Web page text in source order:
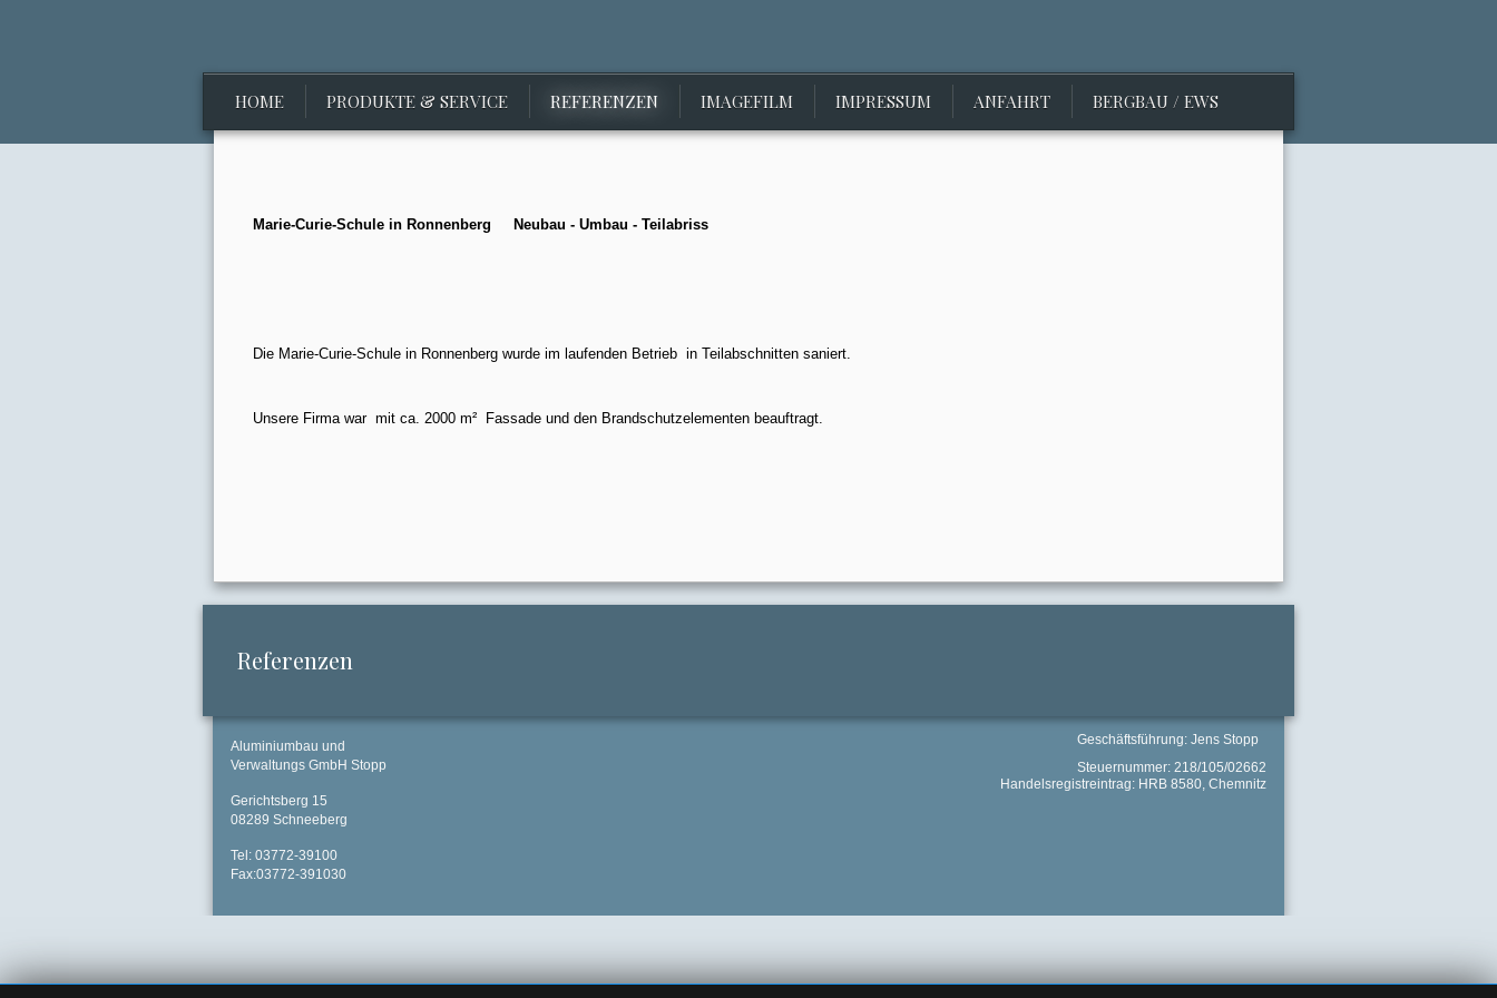
HOME PRODUKTE & SERVICE REFERENZEN IMAGEFILM IMPRESSUM ANFAHRT BERGBAU / EWS
Marie-Curie-Schule in Ronnenberg Neubau - Umbau - Teilabriss
Die Marie-Curie-Schule in Ronnenberg wurde im laufenden Betrieb in Teilabschnitten saniert.
Unsere Firma war mit ca. 2000 m² Fassade und den Brandschutzelementen beauftragt.
Referenzen
Aluminiumbau und
Verwaltungs GmbH Stopp
Gerichtsberg 15
08289 Schneeberg
Tel: 03772-39100
Fax:03772-391030
Geschäftsführung: Jens Stopp
Steuernummer: 218/105/02662
Handelsregistreintrag: HRB 8580, Chemnitz